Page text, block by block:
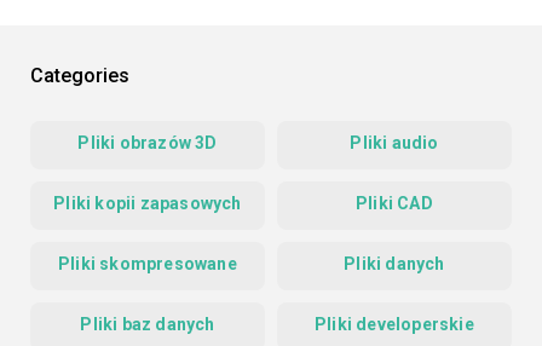
Categories
Pliki obrazów 3D Pliki audio
Pliki kopii zapasowych Pliki CAD
Pliki skompresowane Pliki danych
Pliki baz danych Pliki developerskie